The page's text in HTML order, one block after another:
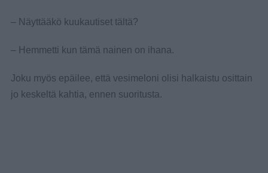
– Näyttääkö kuukautiset tältä?
– Hemmetti kun tämä nainen on ihana.
Joku myös epäilee, että vesimeloni olisi halkaistu osittain
jo keskeltä kahtia, ennen suoritusta.